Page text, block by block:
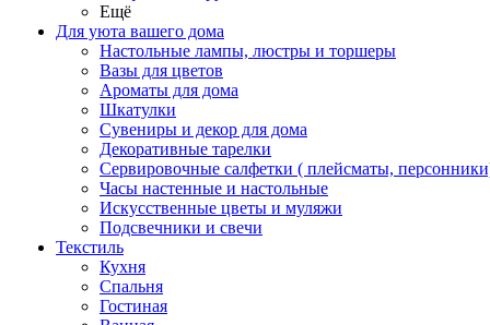
Ещё
Для уюта вашего дома
Настольные лампы, люстры и торшеры
Вазы для цветов
Ароматы для дома
Шкатулки
Сувениры и декор для дома
Декоративные тарелки
Сервировочные салфетки ( плейсматы,
Часы настенные и настольные
Искусственные цветы и муляжи
Подсвечники и свечи
Текстиль
Кухня
Спальня
Гостиная